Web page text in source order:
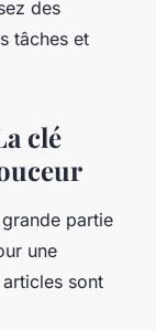
des
tâches et
clé
partie
une
sont